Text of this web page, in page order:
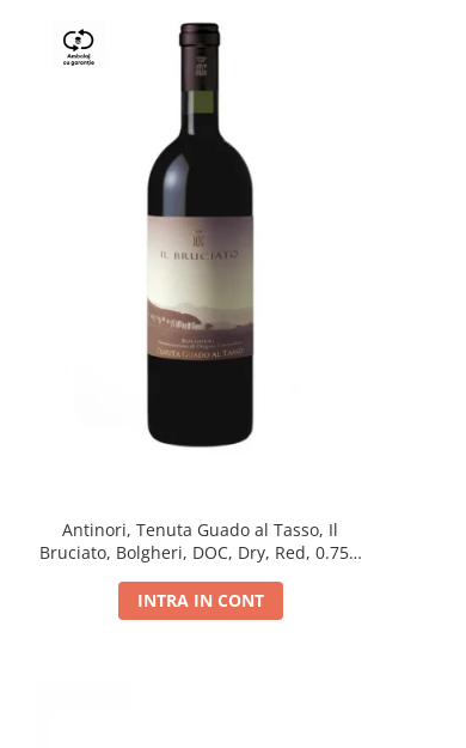
Antinori, Tenuta Guado al Tasso, Il
Bruciato, Bolgheri, DOC, Dry, Red, 0.75L,
INTRA IN CONT